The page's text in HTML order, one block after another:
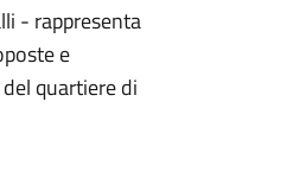
- rappresenta
e
quartiere di